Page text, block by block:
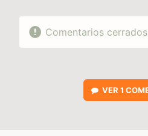
Comentarios cerrados
VER 1